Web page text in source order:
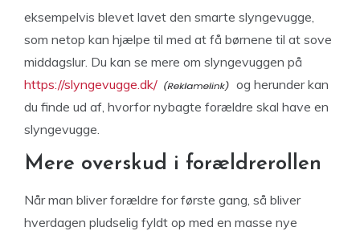
eksempelvis blevet lavet den smarte slyngevugge,
som netop kan hjælpe til med at få børnene til at sove
middagslur. Du kan se mere om slyngevuggen på
https://slyngevugge.dk/
og herunder kan
du finde ud af, hvorfor nybagte forældre skal have en
slyngevugge.
Mere overskud i forældrerollen
Når man bliver forældre for første gang, så bliver
hverdagen pludselig fyldt op med en masse nye